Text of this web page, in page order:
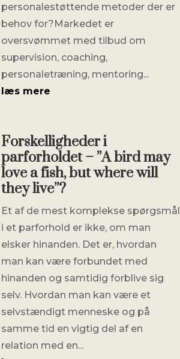
personalestøttende metoder der er
behov for?Markedet er
oversvømmet med tilbud om
supervision, coaching,
personaletræning, mentoring...
læs mere
Forskelligheder i
parforholdet – ”A bird may
love a fish, but where will
they live”?
Et af de mest komplekse spørgsmål
i et parforhold er ikke, om man
elsker hinanden. Det er, hvordan
man kan være forbundet med
hinanden og samtidig forblive sig
selv. Hvordan man kan være et
selvstændigt menneske og på
samme tid en vigtig del af en
relation med en...